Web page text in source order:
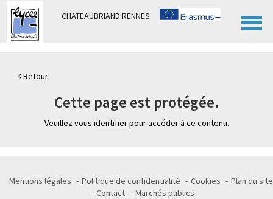
CHATEAUBRIAND RENNES
Retour
Cette page est protégée.
Veuillez vous identifierpour accéder à ce contenu.
Mentions légales Politique de confidentialité Cookies
Plan du site
Contact
Marchés publics
Panneau de gestion des cookies